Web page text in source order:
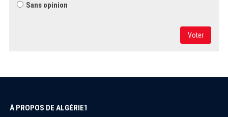
Sans opinion
Voter
À PROPOS DE ALGÉRIE1